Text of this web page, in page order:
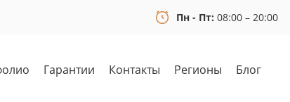
Пн - Пт: 08:00 – 20:00
Гарантии Контакты Регионы Блог